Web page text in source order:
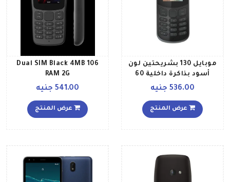
موبايل 130 بشريحتين لون
أسود بذاكرة داخلية 60
ميجابايت يدعم تقنية 2G
536.00 جنيه
عرض المنتج
106 Dual SIM Black 4MB
RAM 2G
541.00 جنيه
عرض المنتج